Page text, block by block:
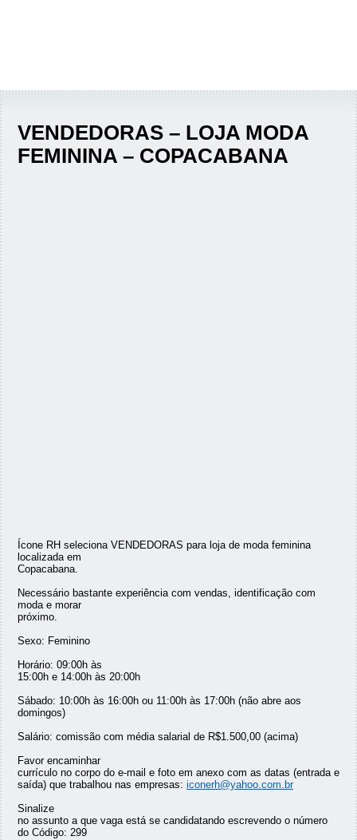
VENDEDORAS – LOJA MODA
FEMININA – COPACABANA
Ícone RH seleciona VENDEDORAS para loja de moda feminina
localizada em
Copacabana.
Necessário bastante experiência com vendas, identificação com
moda e morar
próximo.
Sexo: Feminino
Horário: 09:00h às
15:00h e 14:00h às 20:00h
Sábado: 10:00h às 16:00h ou 11:00h às 17:00h (não abre aos
domingos)
Salário: comissão com média salarial de R$1.500,00 (acima)
Favor encaminhar
currículo no corpo do e-mail e foto em anexo com as datas (entrada e
saída) que trabalhou nas empresas: iconerh@yahoo.com.br
Sinalize
no assunto a que vaga está se candidatando escrevendo o número
do Código: 299